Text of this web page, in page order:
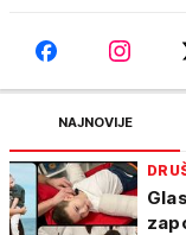
NAJNOVIJE